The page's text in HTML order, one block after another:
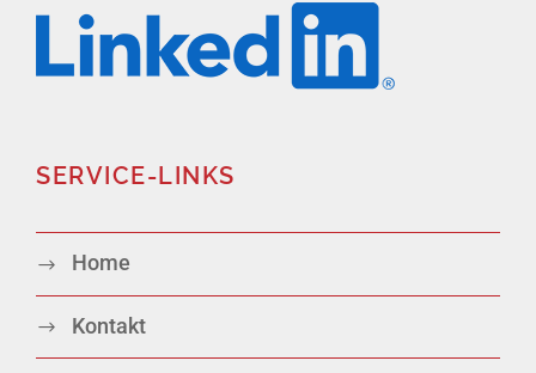
SERVICE-LINKS
Home
Kontakt